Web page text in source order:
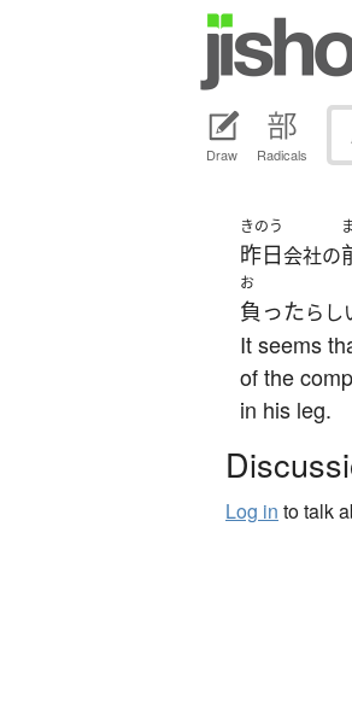
Draw Radicals
きのう
昨日会社の
お
負ったらし
It seems
of the
in his leg.
Log in to talk